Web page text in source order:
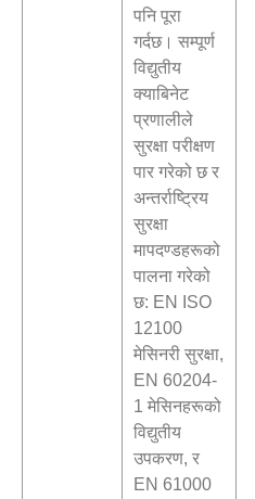
पनि पूरा
गर्दछ। सम्पूर्ण
विद्युतीय
क्याबिनेट
प्रणालीले
सुरक्षा परीक्षण
पार गरेको छ र
अन्तर्राष्ट्रिय
सुरक्षा
मापदण्डहरूको
पालना गरेको
छ: EN ISO
12100
मेसिनरी सुरक्षा,
EN 60204-
1 मेसिनहरूको
विद्युतीय
उपकरण, र
EN 61000